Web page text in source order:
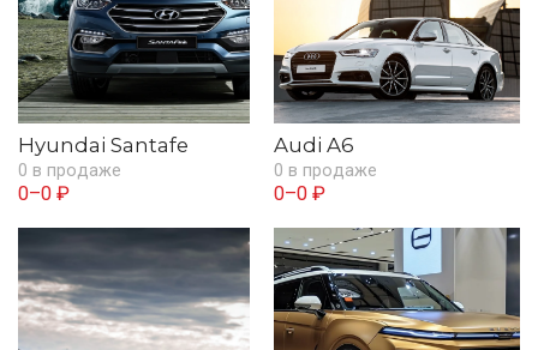
Hyundai Santafe
0 в продаже
0–0 ₽
Audi A6
0 в продаже
0–0 ₽